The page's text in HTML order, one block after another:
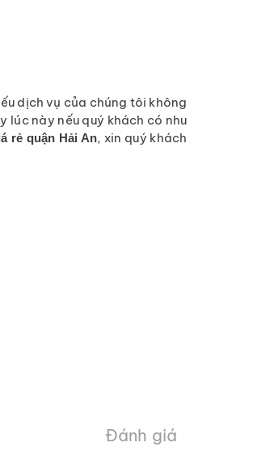
dịch vụ của chúng tôi không
lúc này nếu quý khách có nhu
rẻ quận Hải An, xin quý khách
Đánh giá